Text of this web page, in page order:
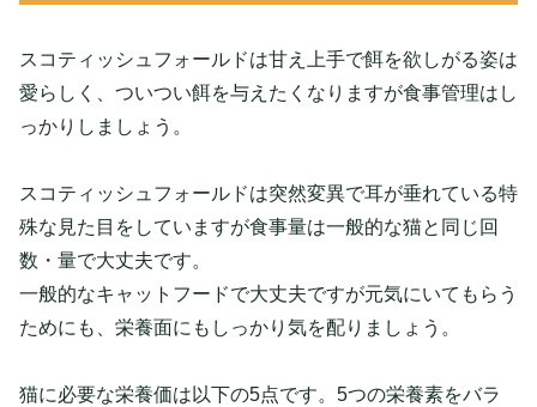
スコティッシュフォールドは甘え上手で餌を欲しがる姿は
愛らしく、ついつい餌を与えたくなりますが食事管理はし
っかりしましょう。
スコティッシュフォールドは突然変異で耳が垂れている特
殊な見た目をしていますが食事量は一般的な猫と同じ回
数・量で大丈夫です。
一般的なキャットフードで大丈夫ですが元気にいてもらう
ためにも、栄養面にもしっかり気を配りましょう。
猫に必要な栄養価は以下の5点です。5つの栄養素をバラ